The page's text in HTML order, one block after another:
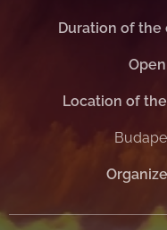
Duration of the
Location of